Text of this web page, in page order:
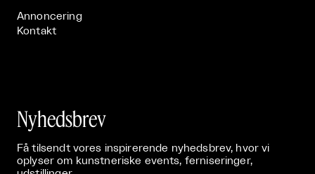
Annoncering
Kontakt
Nyhedsbrev
Få tilsendt vores inspirerende nyhedsbrev, hvor vi
oplyser om kunstneriske events, ferniseringer,